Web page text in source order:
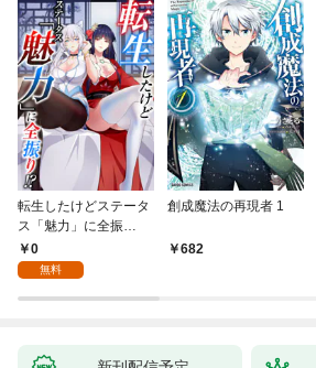
転生したけどステータ
ス「魅力」に全振
り！？(1)
0
無料
創成魔法の再現者 1
682